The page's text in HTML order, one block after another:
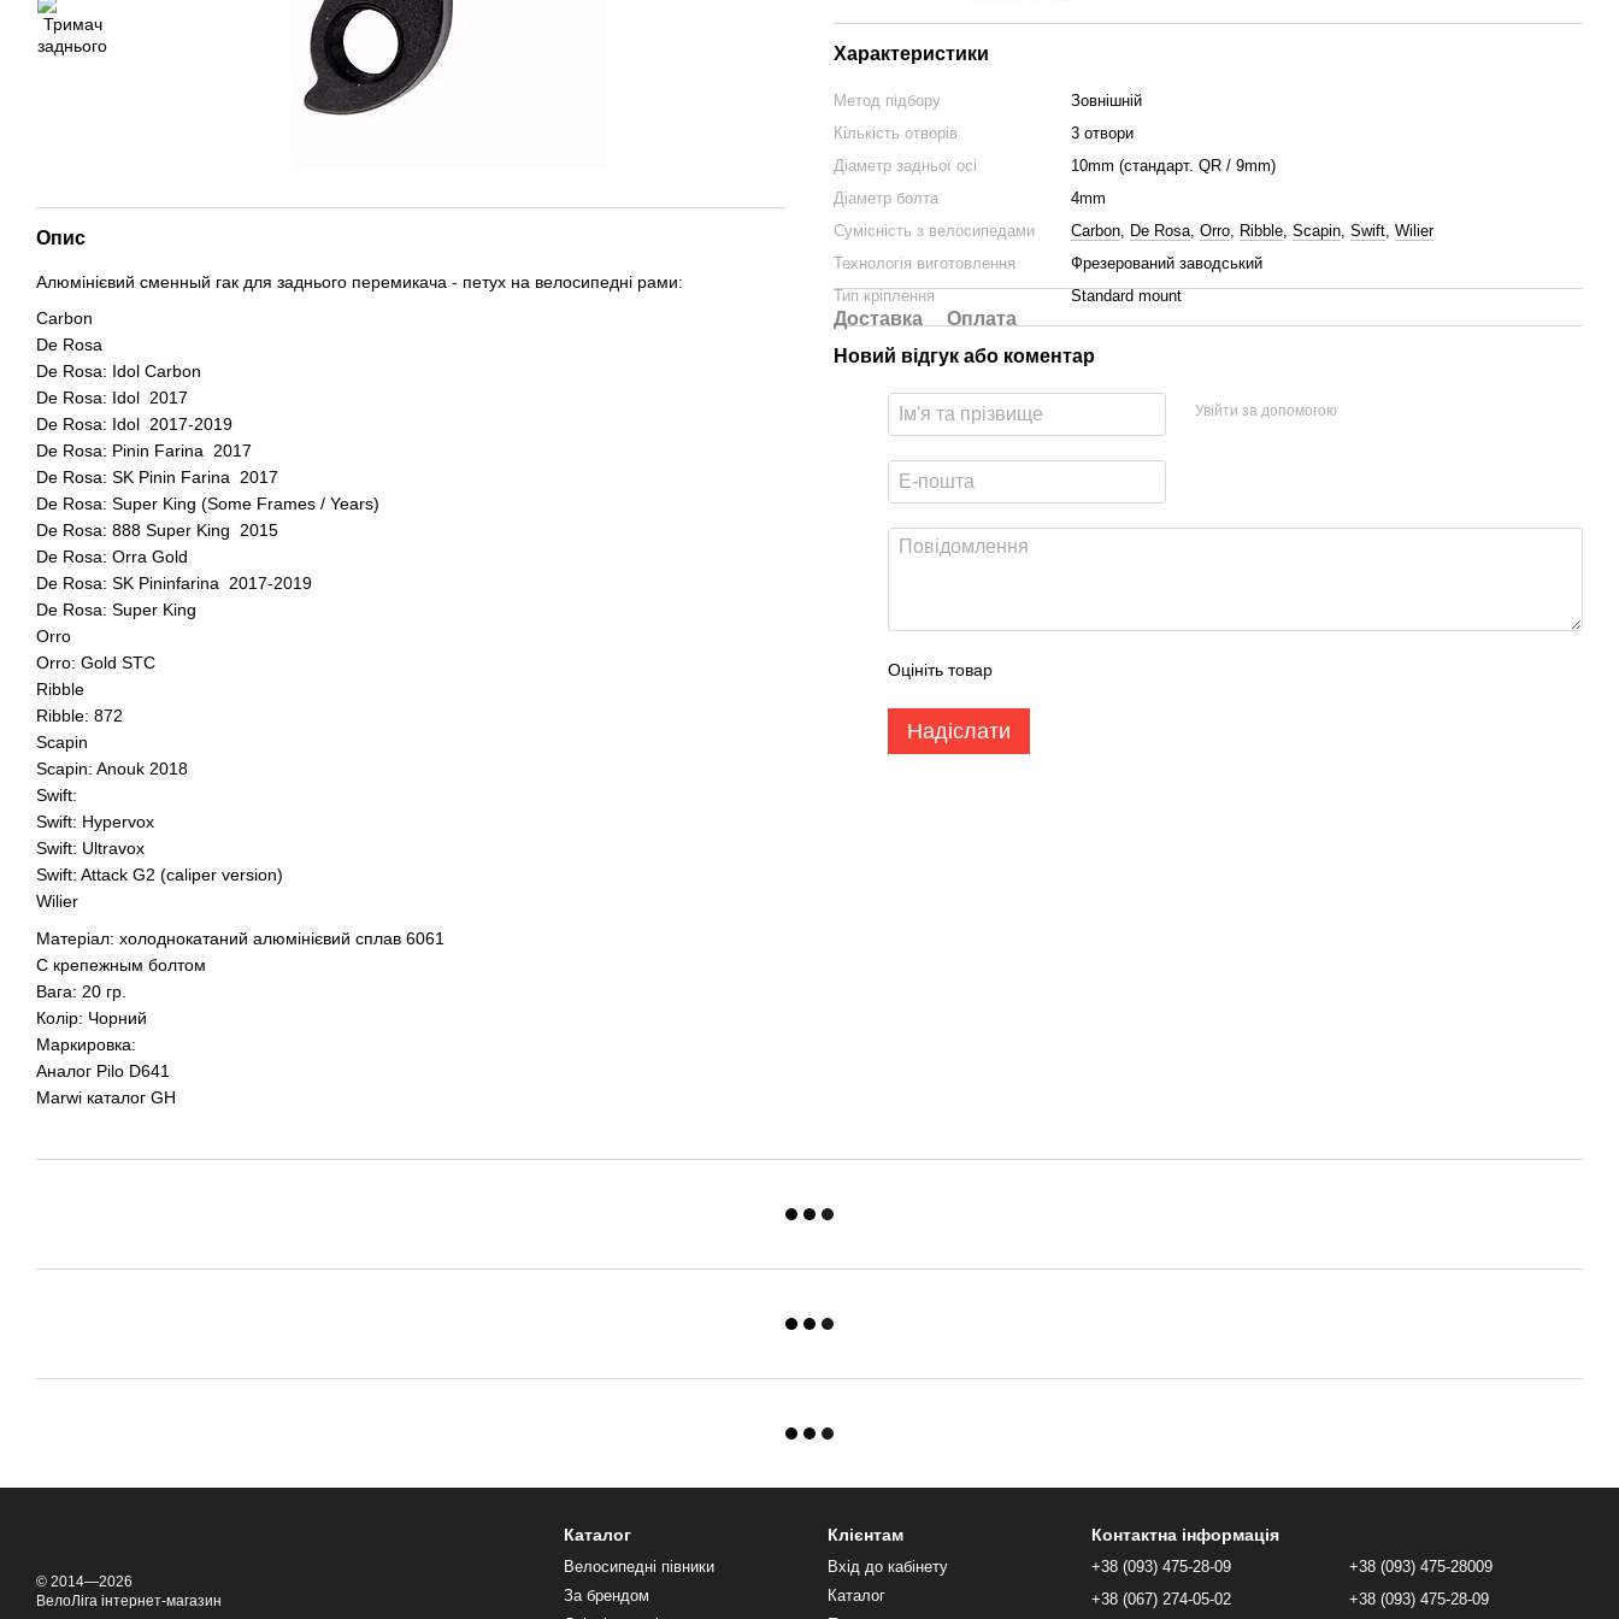
Опис
Алюмінієвий сменный гак для заднього перемикача - петух на велосипедні рами:
Carbon
De Rosa
De Rosa: Idol Carbon
De Rosa: Idol 2017
De Rosa: Idol 2017-2019
De Rosa: Pinin Farina 2017
De Rosa: SK Pinin Farina 2017
De Rosa: Super King (Some Frames / Years)
De Rosa: 888 Super King 2015
De Rosa: Orra Gold
De Rosa: SK Pininfarina 2017-2019
De Rosa: Super King
Orro
Orro: Gold STC
Ribble
Ribble: 872
Scapin
Scapin: Anouk 2018
Swift:
Swift: Hypervox
Swift: Ultravox
Swift: Attack G2 (caliper version)
Wilier
Матеріал: холоднокатаний алюмінієвий сплав 6061
С крепежным болтом
Вага: 20 гр.
Колір: Чорний
Маркировка:
Аналог Pilo D641
Marwi каталог GH
Характеристики
Метод підбору
Зовнішній
Кількість отворів
3 отвори
Діаметр задньої осі
10mm (стандарт. QR / 9mm)
Діаметр болта
4mm
Сумісність з велосипедами
Carbon, De Rosa, Orro, Ribble, Scapin, Swift, Wilier
Технологія виготовлення
Фрезерований заводський
Тип кріплення
Standard mount
Доставка
Оплата
Новий відгук або коментар
Увійти за допомогою
Оцініть товар
Надіслати
© 2014—2026
ВелоЛіга інтернет-магазин
Каталог
Велосипедні півники
За брендом
Клієнтам
Вхід до кабінету
Каталог
Контактна інформація
+38 (093) 475-28-09
+38 (067) 274-05-02
+38 (093) 475-28009
+38 (093) 475-28-09